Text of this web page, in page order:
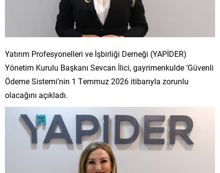
Yatırım Profesyonelleri ve İşbirliği Derneği (YAPİDER)
Yönetim Kurulu Başkanı Sevcan İlici, gayrimenkulde ‘Güvenli
Ödeme Sistemi’nin 1 Temmuz 2026 itibarıyla zorunlu
olacağını açıkladı.